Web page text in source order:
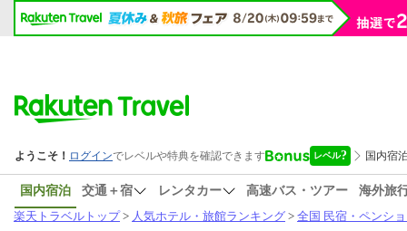
国内宿泊 交通＋宿 レンタカー 高速バス・ツアー
海外旅
楽天トラベルトップ> 人気ホテル・旅館ランキング > 全国 民宿・ペンシ